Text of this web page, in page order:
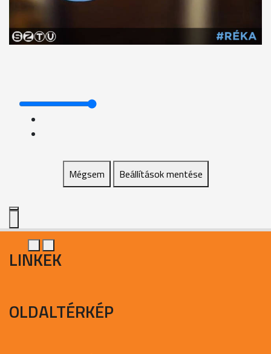
Mégsem Beállítások mentése
LINKEK
OLDALTÉRKÉP